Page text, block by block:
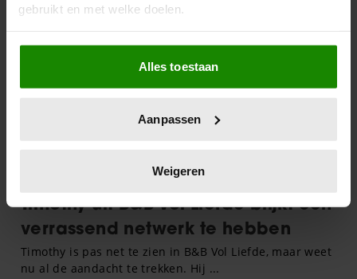
gebruikt en met welke doelen.
Als u het toestaat, willen we ook graag:
Informatie verzamelen over uw geografische
locatie, die tot een paar meter nauwkeurig kan zijn
scannen op specifieke eigenschappen (fingerprinting)
verwerkt en stel uw voorkeuren in het
intrekken in de Cookieverklaring.
We gebruiken cookies om content en advertenties te
personaliseren, om functies voor social media te bieden
Alles toestaan
Aanpassen
Weigeren